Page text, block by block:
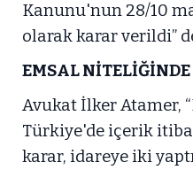
Kanunu'nun 28/10
olarak karar verildi”
EMSAL
Avukat İlker Atamer,
Türkiye'de içerik
karar, idareye iki